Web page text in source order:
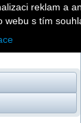
reklam a
webu s tím